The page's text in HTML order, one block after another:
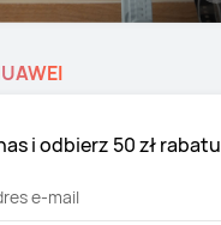
i odbierz 50 zł rabatu
e-mail